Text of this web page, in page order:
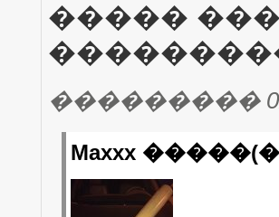
�����
���������
Maxxx